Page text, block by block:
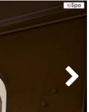
עיסוי תאילנדי
המקום